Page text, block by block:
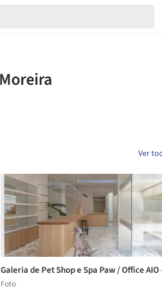
Ver
Galeria de Pet Shop e Spa Paw / Office AIO
Foto